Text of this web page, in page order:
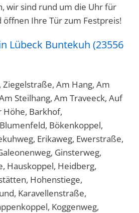
wir sind rund um die Uhr für
öffnen Ihre Tür zum Festpreis!
Lübeck Buntekuh (23556
Am Hang, Am
Steilhang, Am Traveeck, Auf
Höhe, Barkhof,
Bökenkoppel,
Erikaweg, Ewerstraße,
Ginsterweg,
Hauskoppel, Heidberg,
Hohenstiege,
Karavellenstraße,
Koggenweg,